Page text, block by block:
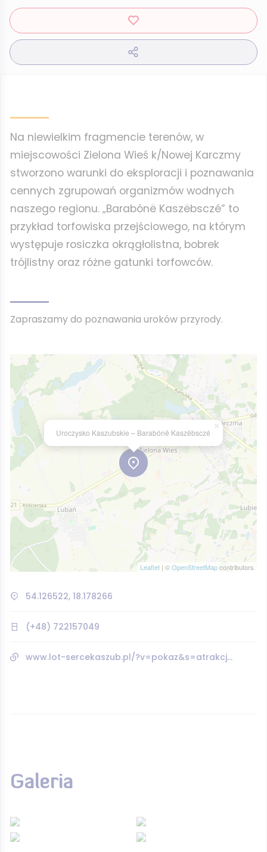
Na niewielkim fragmencie terenów, w
miejscowości Zielona Wieś k/Nowej Karczmy
stworzono warunki do eksploracji i poznawania
cennych zgrupowań organizmów wodnych
naszego regionu. „Barabónë Kaszëbsczé” to
przykład torfowiska przejściowego, na którym
występuje rosiczka okrągłolistna, bobrek
trójlistny oraz różne gatunki torfowców.
Zapraszamy do poznawania uroków przyrody.
Uroczysko Kaszubskie – Barabónë Kaszëbsczé
×
Leaflet | ©OpenStreetMapcontributors
54.126522, 18.178266
(+48) 722157049
www.lot-sercekaszub.pl/?v=pokaz&s=atrakcje&id=131
Galeria